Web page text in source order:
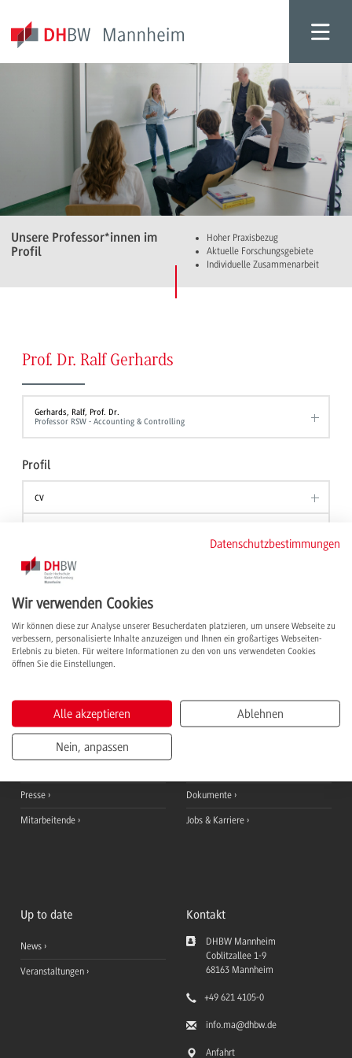
Unsere Professor*innen im
Profil
Hoher Praxisbezug
Aktuelle Forschungsgebiete
Individuelle Zusammenarbeit
Prof. Dr. Ralf Gerhards
Gerhards, Ralf, Prof. Dr.
Professor RSW - Accounting & Controlling
Profil
CV
Publikationen
Informationen für
Studierende
Duale Partner
Presse
Mitarbeitende
Dokumente
Jobs & Karriere
Up to date
News
Veranstaltungen
Kontakt
DHBW Mannheim
Coblitzallee 1-9
68163 Mannheim
+49 621 4105-0
info.ma@dhbw.de
Anfahrt
Datenschutzbestimmungen
Wir verwenden Cookies
Wir können diese zur Analyse unserer Besucherdaten platzieren, um unsere Webseite zu
verbessern, personalisierte Inhalte anzuzeigen und Ihnen ein großartiges Webseiten-
Erlebnis zu bieten. Für weitere Informationen zu den von uns verwendeten Cookies
öffnen Sie die Einstellungen.
Alle akzeptieren Ablehnen
Nein, anpassen